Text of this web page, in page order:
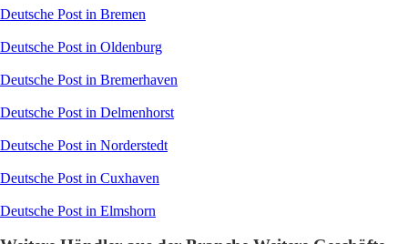
Deutsche Post in Bremen
Deutsche Post in Oldenburg
Deutsche Post in Bremerhaven
Deutsche Post in Delmenhorst
Deutsche Post in Norderstedt
Deutsche Post in Cuxhaven
Deutsche Post in Elmshorn